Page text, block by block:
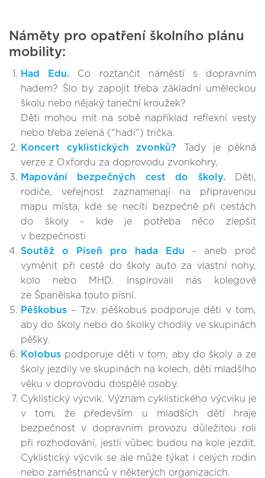
Náměty pro opatření školního plánu
mobility:
Had Edu. Co roztančit náměstí s dopravním
hadem? Šlo by zapojit třeba základní uměleckou
školu nebo nějaký taneční kroužek?
Děti mohou mít na sobě například reflexní vesty
nebo třeba zelená ("hadí") trička.
Koncert cyklistických zvonků? Tady je pěkná
verze z Oxfordu za doprovodu zvonkohry,
Mapování bezpečných cest do školy.
Děti,
rodiče, veřejnost zaznamenají na připravenou
mapu místa, kde se necítí bezpečně při cestách
do školy - kde je potřeba něco zlepšit
v bezpečnosti
Soutěž o Píseň pro hada Edu - aneb proč
vyměnit při cestě do školy auto za vlastní nohy,
kolo nebo MHD.
Inspirovali nás kolegové
ze Španělska touto písní.
Pěškobus – Tzv. pěškobus podporuje děti v tom,
aby do školy nebo do školky chodily ve skupinách
pěšky.
Kolobus podporuje děti v tom, aby do školy a ze
školy jezdily ve skupinách na kolech, děti mladšího
věku v doprovodu dospělé osoby.
Cyklistický výcvik. Význam cyklistického výcviku je
v tom, že především u mladších dětí hraje
bezpečnost v dopravním provozu důležitou roli
při rozhodování, jestli vůbec budou na kole jezdit.
Cyklistický výcvik se ale může týkat i celých rodin
nebo zaměstnanců v některých organizacích.